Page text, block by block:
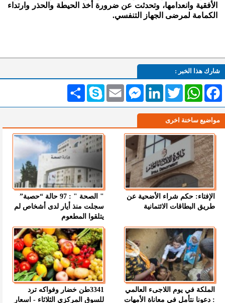
الأفقية وانعدامها، وتحدثت عن ضرورة أخذ الحيطة والحذر وارتداء
الكمامة لمرضى الجهاز التنفسي.
شارك هذا الخبر :
انشر Skype Email
MessengerLinkedInTwitterWhatsAppFacebook
مواضيع ساخنة اخرى
الإفتاء: حكم شراء الأضحية عن
طريق البطاقات الائتمانية
" الصحة " : 97 حالة “حصبة”
سجلت منذ أيار لدى أشخاص لم
يتلقوا المطعوم
الملكة في يوم اللاجىء العالمي
: دعونا نتأمل في معاناة الأمهات
3341طن خضار وفواكه ترد
للسوق المركزي الثلاثاء - اسعار